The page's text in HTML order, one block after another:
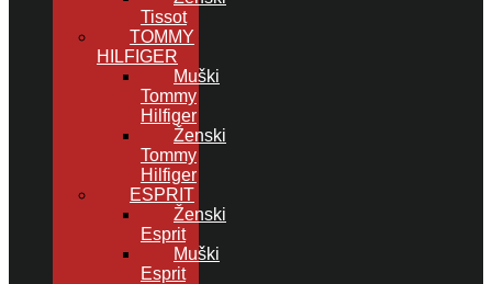
Tissot
TOMMY
HILFIGER
Muški
Tommy
Hilfiger
Ženski
Tommy
Hilfiger
ESPRIT
Ženski
Esprit
Muški
Esprit